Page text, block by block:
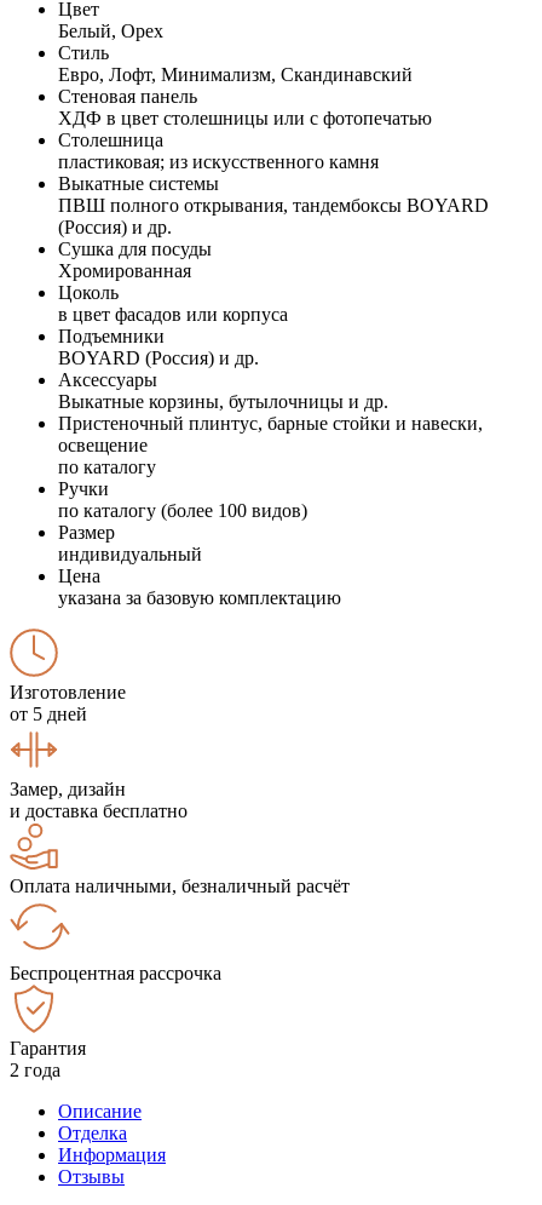
Цвет
Белый, Орех
Стиль
Евро, Лофт, Минимализм, Скандинавский
Стеновая панель
ХДФ в цвет столешницы или с фотопечатью
Столешница
пластиковая; из искусственного камня
Выкатные системы
ПВШ полного открывания, тандембоксы BOYARD
(Россия) и др.
Сушка для посуды
Хромированная
Цоколь
в цвет фасадов или корпуса
Подъемники
BOYARD (Россия) и др.
Аксессуары
Выкатные корзины, бутылочницы и др.
Пристеночный плинтус, барные стойки и навески,
освещение
по каталогу
Ручки
по каталогу (более 100 видов)
Размер
индивидуальный
Цена
указана за базовую комплектацию
Изготовление
от 5 дней
Замер, дизайн
и доставка бесплатно
Оплата наличными, безналичный расчёт
Беспроцентная рассрочка
Гарантия
2 года
Описание
Отделка
Информация
Отзывы